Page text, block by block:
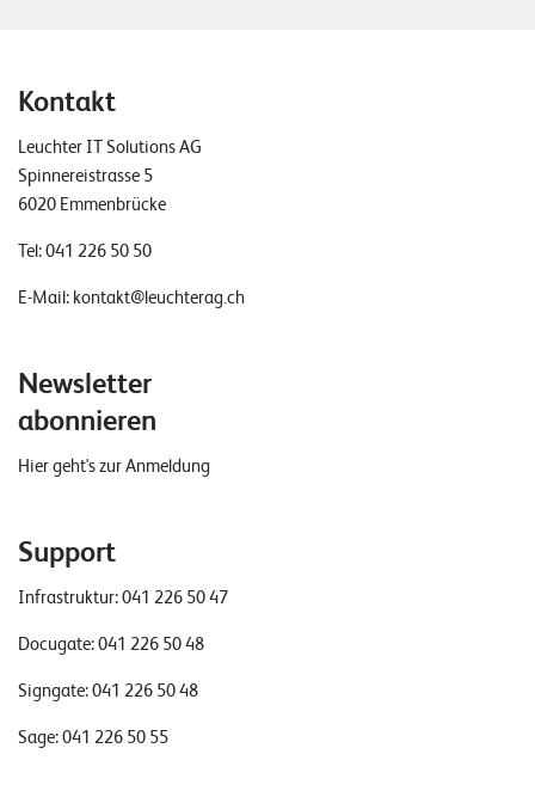
Kontakt
Leuchter IT Solutions AG
Spinnereistrasse 5
6020 Emmenbrücke
Tel:041 226 50 50
E-Mail: kontakt@leuchterag.ch
Newsletter
abonnieren
Hier geht's zur Anmeldung
Support
Infrastruktur:041 226 50 47
Docugate:041 226 50 48
Signgate:041 226 50 48
Sage:041 226 50 55